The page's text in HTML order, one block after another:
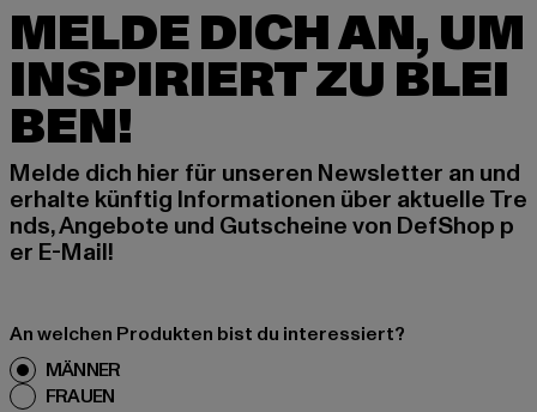
MELDE DICH AN, UM
INSPIRIERT ZU BLEI
BEN!
Melde dich hier für unseren Newsletter an und
erhalte künftig Informationen über aktuelle Tre
nds, Angebote und Gutscheine von DefShop p
er E-Mail!
An welchen Produkten bist du interessiert?
MÄNNER
FRAUEN